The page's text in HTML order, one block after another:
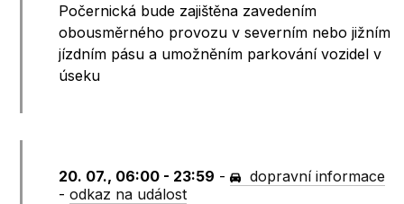
Počernická bude zajištěna zavedením
obousměrného provozu v severním nebo jižním
jízdním pásu a umožněním parkování vozidel v
úseku
20. 07., 06:00 - 23:59 -
dopravní informace
-odkaz na událost